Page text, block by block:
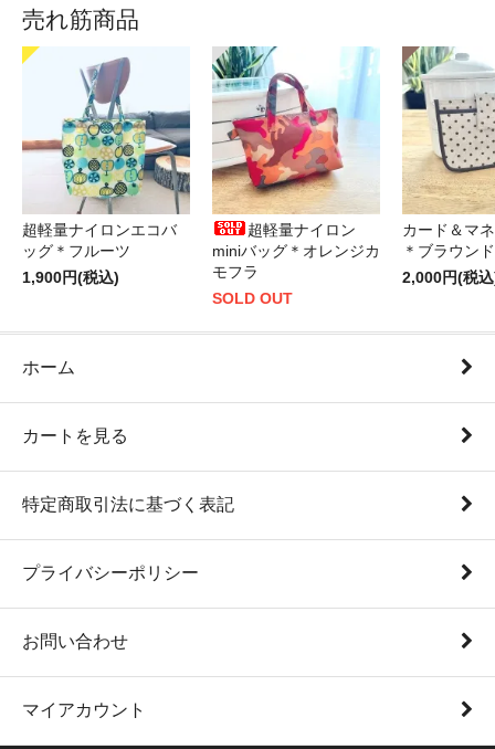
売れ筋商品
超軽量ナイロンエコバ
ッグ＊フルーツ
1,900円(税込)
超軽量ナイロン
miniバッグ＊オレンジカ
モフラ
SOLD OUT
カード＆マ
＊ブラウン
2,000円(税
ホーム
カートを見る
特定商取引法に基づく表記
プライバシーポリシー
お問い合わせ
マイアカウント